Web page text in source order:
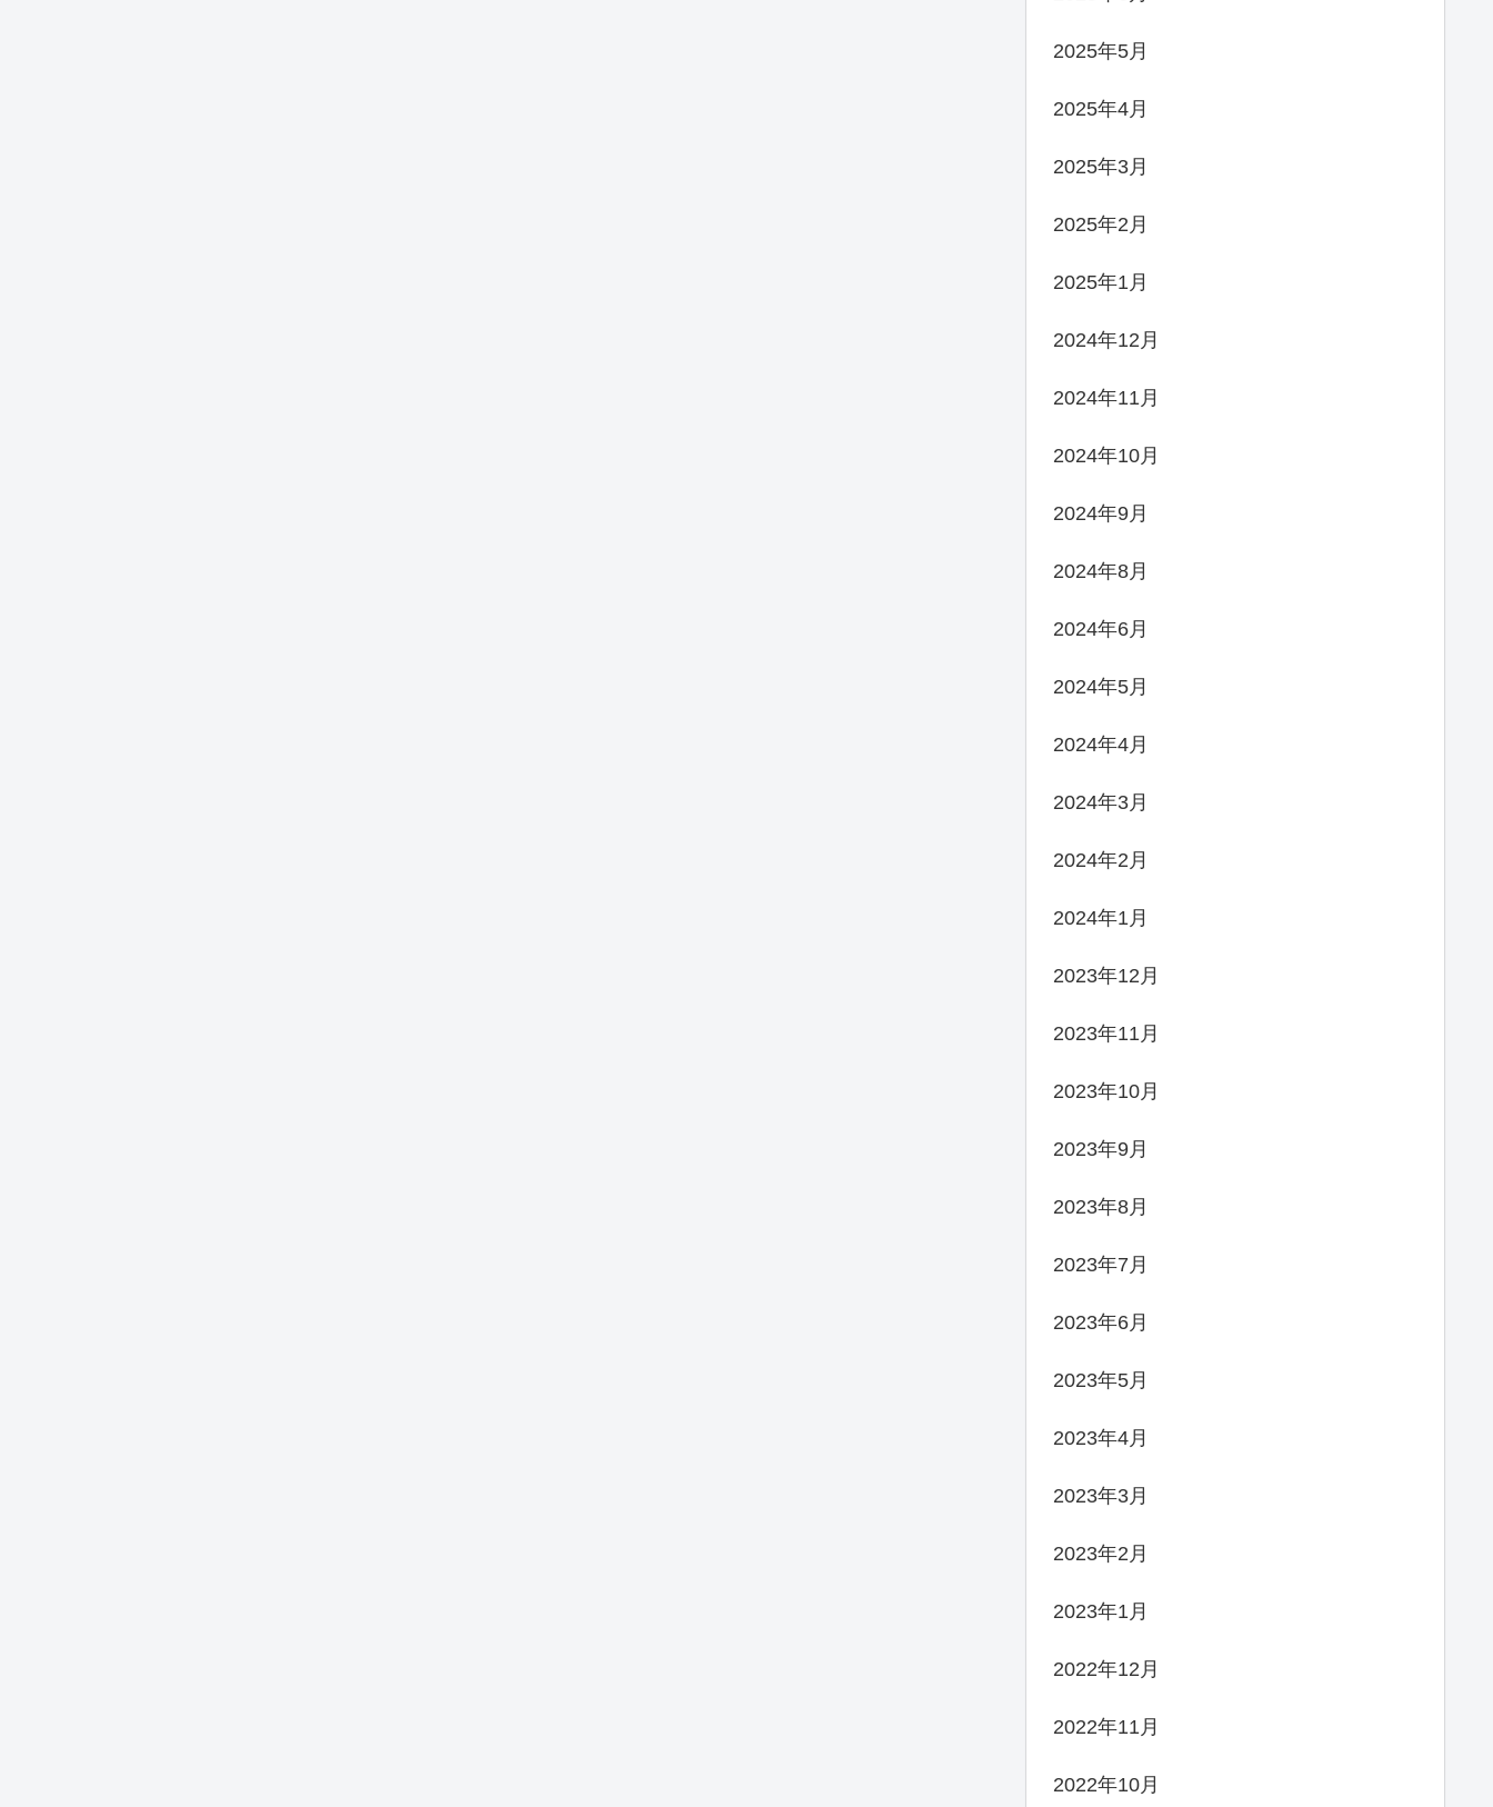
2025年5月
2025年4月
2025年3月
2025年2月
2025年1月
2024年12月
2024年11月
2024年10月
2024年9月
2024年8月
2024年6月
2024年5月
2024年4月
2024年3月
2024年2月
2024年1月
2023年12月
2023年11月
2023年10月
2023年9月
2023年8月
2023年7月
2023年6月
2023年5月
2023年4月
2023年3月
2023年2月
2023年1月
2022年12月
2022年11月
2022年10月